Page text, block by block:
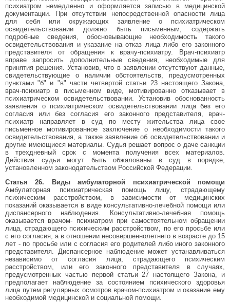
психиатром немедленно и оформляется записью в медицинской
документации. При отсутствии непосредственной опасности лица
для себя или окружающих заявление о психиатрическом
освидетельствовании должно быть письменным, содержать
подробные сведения, обосновывающие необходимость такого
освидетельствования и указание на отказ лица либо его законного
представителя от обращения к врачу-психиатру. Врач-психиатр
вправе запросить дополнительные сведения, необходимые для
принятия решения. Установив, что в заявлении отсутствуют данные,
свидетельствующие о наличии обстоятельств, предусмотренных
пунктами "б" и "в" части четвертой статьи 23 настоящего Закона,
врач-психиатр в письменном виде, мотивированно отказывает в
психиатрическом освидетельствовании. Установив обоснованность
заявления о психиатрическом освидетельствовании лица без его
согласия или без согласия его законного представителя, врач-
психиатр направляет в суд по месту жительства лица свое
письменное мотивированное заключение о необходимости такого
освидетельствования, а также заявление об освидетельствовании и
другие имеющиеся материалы. Судья решает вопрос о даче санкции
в трехдневный срок с момента получения всех материалов.
Действия судьи могут быть обжалованы в суд в порядке,
установленном законодательством Российской Федерации.
Статья 26. Виды амбулаторной психиатрической помощи
Амбулаторная психиатрическая помощь лицу, страдающему
психическим расстройством, в зависимости от медицинских
показаний оказывается в виде консультативно-лечебной помощи или
диспансерного наблюдения. Консультативно-лечебная помощь
оказывается врачом- психиатром при самостоятельном обращении
лица, страдающего психическим расстройством, по его просьбе или
с его согласия, а в отношении несовершеннолетнего в возрасте до 15
лет - по просьбе или с согласия его родителей либо иного законного
представителя. Диспансерное наблюдение может устанавливаться
независимо от согласия лица, страдающего психическим
расстройством, или его законного представителя в случаях,
предусмотренных частью первой статьи 27 настоящего Закона, и
предполагает наблюдение за состоянием психического здоровья
лица путем регулярных осмотров врачом-психиатром и оказание ему
необходимой медицинской и социальной помощи.